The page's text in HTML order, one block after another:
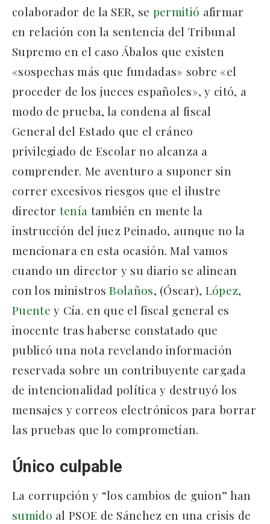
colaborador de la SER, se permitió afirmar
en relación con la sentencia del Tribunal
Supremo en el caso Ábalos que existen
«sospechas más que fundadas» sobre «el
proceder de los jueces españoles», y citó, a
modo de prueba, la condena al fiscal
General del Estado que el cráneo
privilegiado de Escolar no alcanza a
comprender. Me aventuro a suponer sin
correr excesivos riesgos que el ilustre
director tenía también en mente la
instrucción del juez Peinado, aunque no la
mencionara en esta ocasión. Mal vamos
cuando un director y su diario se alinean
con los ministrosBolaños, (Óscar), López,
Puente y Cía. en que el fiscal general es
inocente tras haberse constatado que
publicó una nota revelando información
reservada sobre un contribuyente cargada
de intencionalidad política y destruyó los
mensajes y correos electrónicos para borrar
las pruebas que lo comprometían.
Único culpable
La corrupción y “los cambios de guion” han
sumido al PSOE de Sánchez en una crisis de